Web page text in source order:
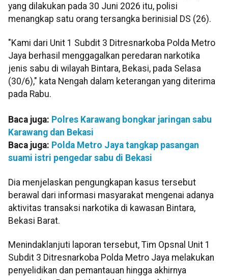
yang dilakukan pada 30 Juni 2026 itu, polisi
menangkap satu orang tersangka berinisial DS (26).
"Kami dari Unit 1 Subdit 3 Ditresnarkoba Polda Metro
Jaya berhasil menggagalkan peredaran narkotika
jenis sabu di wilayah Bintara, Bekasi, pada Selasa
(30/6)," kata Nengah dalam keterangan yang diterima
pada Rabu.
Baca juga: Polres Karawang bongkar jaringan sabu
Karawang dan Bekasi
Baca juga: Polda Metro Jaya tangkap pasangan
suami istri pengedar sabu di Bekasi
Dia menjelaskan pengungkapan kasus tersebut
berawal dari informasi masyarakat mengenai adanya
aktivitas transaksi narkotika di kawasan Bintara,
Bekasi Barat.
Menindaklanjuti laporan tersebut, Tim Opsnal Unit 1
Subdit 3 Ditresnarkoba Polda Metro Jaya melakukan
penyelidikan dan pemantauan hingga akhirnya